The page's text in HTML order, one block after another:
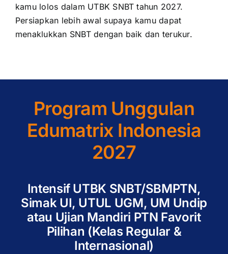
kamu lolos dalam UTBK SNBT tahun 2027.
Persiapkan lebih awal supaya kamu dapat
menaklukkan SNBT dengan baik dan terukur.
Program Unggulan
Edumatrix Indonesia
2027
Intensif UTBK SNBT/SBMPTN,
Simak UI, UTUL UGM, UM Undip
atau Ujian Mandiri PTN Favorit
Pilihan (Kelas Regular &
Internasional)